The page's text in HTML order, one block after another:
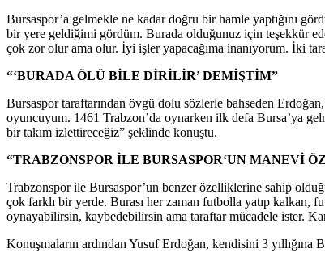
Bursaspor’a gelmekle ne kadar doğru bir hamle yaptığını
bir yere geldiğimi gördüm. Burada olduğunuz için teşekkür
çok zor olur ama olur. İyi işler yapacağıma inanıyorum. İki
“‘BURADA ÖLÜ BİLE DİRİLİR’ DEMİŞTİM”
Bursaspor taraftarından övgü dolu sözlerle bahseden
oyuncuyum. 1461 Trabzon’da oynarken ilk defa Bursa’ya
bir takım izlettireceğiz” şeklinde konuştu.
“TRABZONSPOR İLE BURSASPOR‘UN MANEVİ
Trabzonspor ile Bursaspor’un benzer özelliklerine sahip
çok farklı bir yerde. Burası her zaman futbolla yatıp kalkan,
oynayabilirsin, kaybedebilirsin ama taraftar mücadele ister.
Konuşmaların ardından Yusuf Erdoğan, kendisini 3